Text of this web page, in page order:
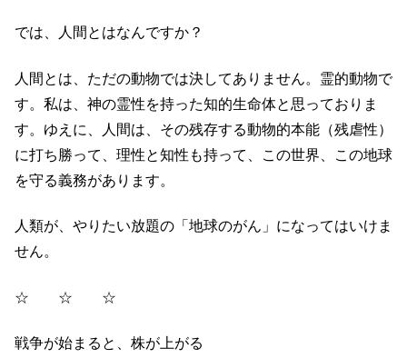
では、人間とはなんですか？
人間とは、ただの動物では決してありません。霊的動物で
す。私は、神の霊性を持った知的生命体と思っておりま
す。ゆえに、人間は、その残存する動物的本能（残虐性）
に打ち勝って、理性と知性も持って、この世界、この地球
を守る義務があります。
人類が、やりたい放題の「地球のがん」になってはいけま
せん。
☆ ☆ ☆
戦争が始まると、株が上がる